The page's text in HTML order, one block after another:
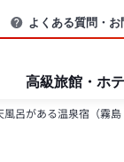
よくある質問・
高級旅館・ホ
呂がある温泉宿（霧島